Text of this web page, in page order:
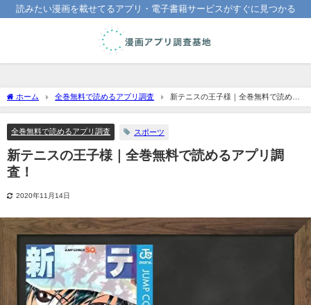
読みたい漫画を載せてるアプリ・電子書籍サービスがすぐに見つかる
ホーム 全巻無料で読めるアプリ調査
新テニスの王子様｜全巻無料で読める
アプリ調査！
全巻無料で読めるアプリ調査 スポーツ
新テニスの王子様｜全巻無料で読めるアプリ調
査！
2020年11月14日